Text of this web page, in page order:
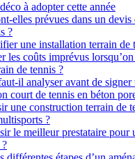
à adopter cette année
elles prévues dans un
?
une installation terrain de
les coûts imprévus
de tennis ?
il analyser avant de
court de tennis en béton
une construction terrain de
?
le meilleur prestataire pour